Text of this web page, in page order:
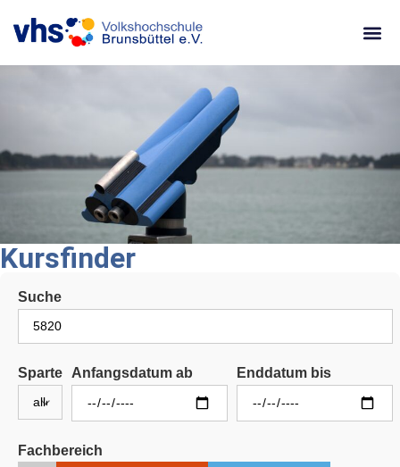
Kursfinder
Suche
Sparte Anfangsdatum ab Enddatum bis
Fachbereich